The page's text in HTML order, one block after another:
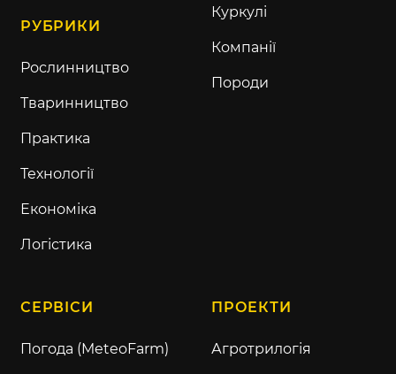
РУБРИКИ
Рослинництво
Тваринництво
Практика
Технології
Економіка
Логістика
Куркулі
Компанії
Породи
СЕРВІСИ
Погода (MeteoFarm)
ПРОЕКТИ
Агротрилогія